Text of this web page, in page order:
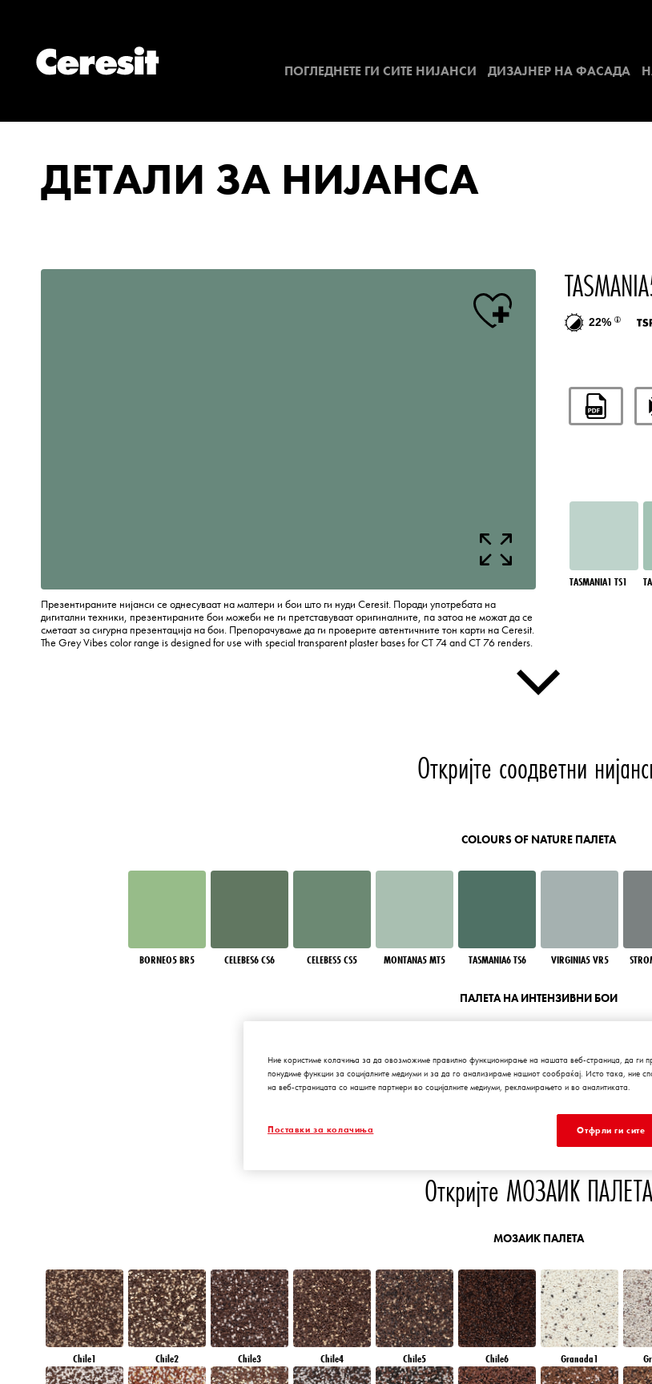
ПОГЛЕДНЕТЕ ГИ СИТЕ НИЈАНСИ ДИЗАЈНЕР НА ФАСАДA
ДЕТАЛИ ЗА НИЈАНСА
Презентираните нијанси се однесуваат на малтери и бои што ги нуди Ceresit. Поради употребата на
дигитални техники, презентираните бои можеби не ги претставуваат оригиналните, па затоа не можат да се
сметаат за сигурна презентација на бои. Препорачуваме да ги проверите автентичните тон карти на Ceresit.
The Grey Vibes color range is designed for use with special transparent plaster bases for CT 74 and CT 76 renders.
22%
TASMANIA1 TS1
Откријте соодветни
COLOURS OF NATURE ПАЛЕТА
BORNEO5 BR5 CELEBES6 CS6 CELEBES5 CS5 MONTANA5 MT5 TASMANIA6 TS6 VIRGINIA5 VR5
ПАЛЕТА НА ИНТЕНЗИВНИ БОИ
DIAMOND NIGHT
Откријте МОЗАИК ПАЛЕТА
МОЗАИК ПАЛЕТА
Chile1 Chile2 Chile3 Chile4 Chile5 Chile6 Granada1
Ние користиме колачиња за да овозможиме правилно функционирање на нашата веб-страница, да ги
понудиме функции за социјалните медиуми и за да го анализираме нашиот сообраќај. Исто така, ние
на веб-страницата со нашите партнери во социјалните медиуми, рекламирањето и во аналитиката.
Поставки за колачиња Отфрли ги сите